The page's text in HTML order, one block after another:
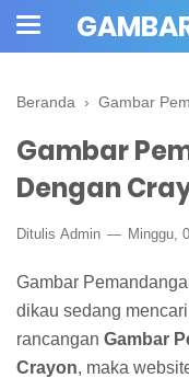
Beranda › Gambar
Gambar
Dengan
Ditulis Admin Minggu,
Gambar
dikau sedang
rancangan Gambar
Crayon, maka